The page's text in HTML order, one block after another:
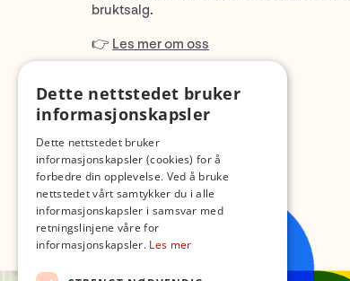
bruktsalg.
👉 Les mer om oss
Dette nettstedet bruker
informasjonskapsler
Dette nettstedet bruker
informasjonskapsler (cookies) for å
forbedre din opplevelse. Ved å bruke
nettstedet vårt samtykker du i alle
informasjonskapsler i samsvar med
retningslinjene våre for
informasjonskapsler. Les mer